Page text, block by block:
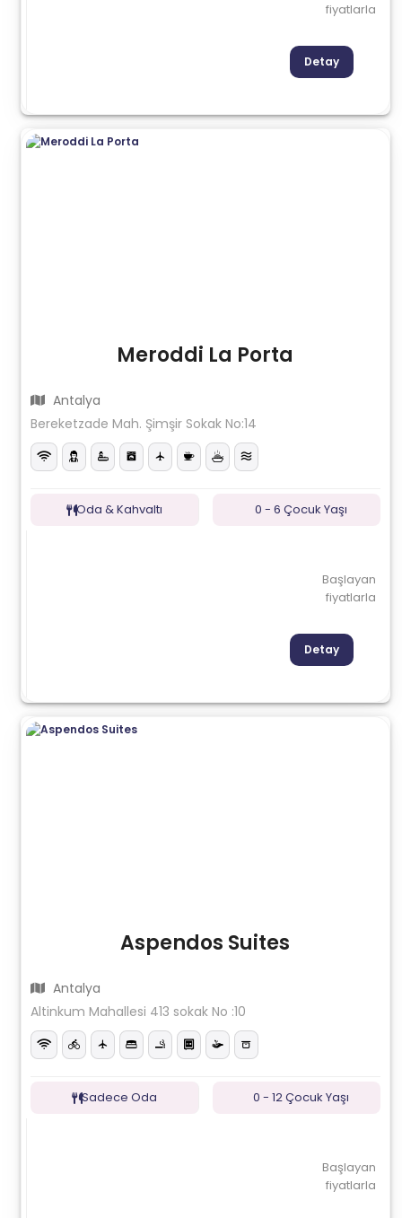
fiyatlarla
Detay
Meroddi La Porta
Antalya
Bereketzade Mah. Şimşir Sokak No:14
Oda & Kahvaltı 0 - 6 Çocuk Yaşı
Başlayan
fiyatlarla
Detay
Aspendos Suites
Antalya
Altinkum Mahallesi 413 sokak No :10
Sadece Oda 0 - 12 Çocuk Yaşı
Başlayan
fiyatlarla